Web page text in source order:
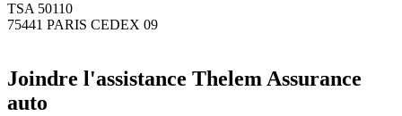
TSA 50110
75441 PARIS CEDEX 09
Joindre l'assistance Thelem Assurance
auto